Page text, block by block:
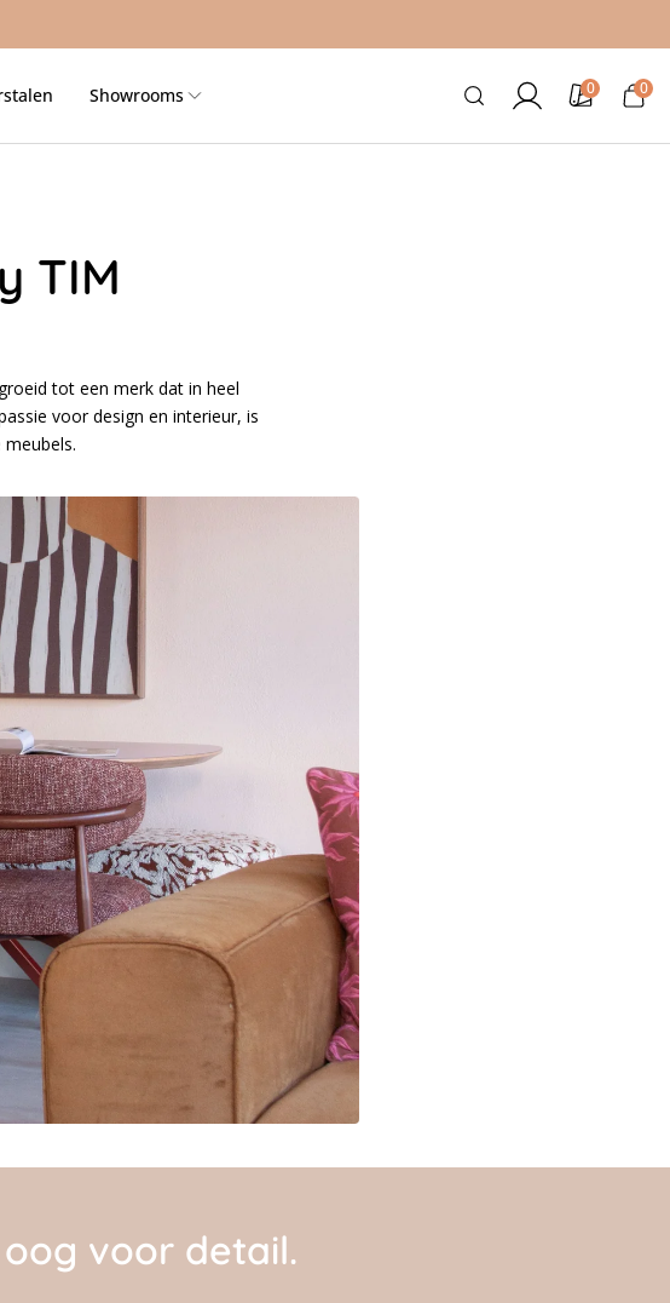
Showrooms InloggenKleurstalen
0 0
TIM
tot een merk dat in heel
voor design en interieur, is
voor detail.